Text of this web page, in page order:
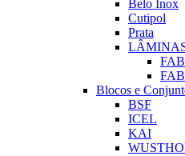
Belo Inox
Cutipol
Prata
Blocos e
BSF
ICEL
KAI